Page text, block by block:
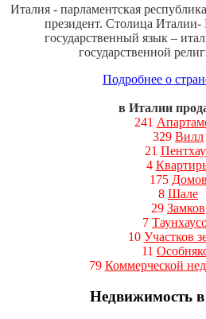
Италия - парламентская
президент. Столица
государственный язык –
государственной
Подробнее о
в Италии
241
329 Вилл
21
4
175 Домов
8 Шале
29 Замков
7
10 Участков
11
79 Коммерческой
Недвижимость